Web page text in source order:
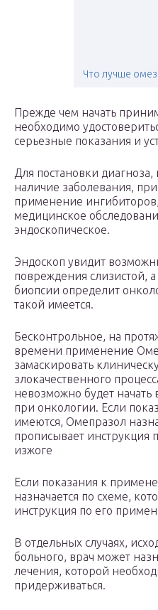
Что лучше
Прежде чем начать
необходимо
серьезные показания и
Для постановки
наличие заболевания,
применение
медицинское
эндоскопическое.
Эндоскоп увидит
повреждения слизистой,
биопсии определит
такой имеется.
Бесконтрольное, на
времени применение
замаскировать
злокачественного
невозможно будет
при онкологии. Если
имеются, Омепразол
прописывает
изжоге
Если показания к
назначается по схеме,
инструкция по его
В отдельных случаях,
больного, врач может
лечения, которой
придерживаться.